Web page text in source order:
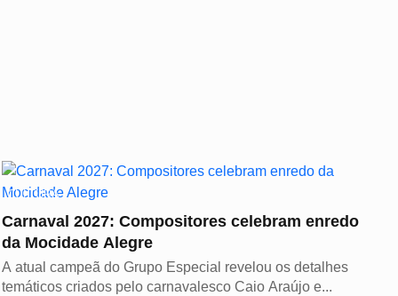
CULTURA
Carnaval 2027: Compositores celebram enredo
da Mocidade Alegre
A atual campeã do Grupo Especial revelou os detalhes
temáticos criados pelo carnavalesco Caio Araújo e...